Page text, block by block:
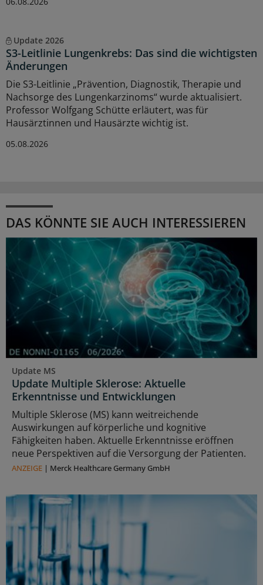
Update 2026
S3-Leitlinie Lungenkrebs: Das sind die wichtigsten
Änderungen
Die S3-Leitlinie „Prävention, Diagnostik, Therapie und
Nachsorge des Lungenkarzinoms“ wurde aktualisiert.
Professor Wolfgang Schütte erläutert, was für
Hausärztinnen und Hausärzte wichtig ist.
05.08.2026
DAS KÖNNTE SIE AUCH INTERESSIEREN
Update MS
Update Multiple Sklerose: Aktuelle
Erkenntnisse und Entwicklungen
Multiple Sklerose (MS) kann weitreichende
Auswirkungen auf körperliche und kognitive
Fähigkeiten haben. Aktuelle Erkenntnisse eröffnen
neue Perspektiven auf die Versorgung der Patienten.
ANZEIGE | Merck Healthcare Germany GmbH